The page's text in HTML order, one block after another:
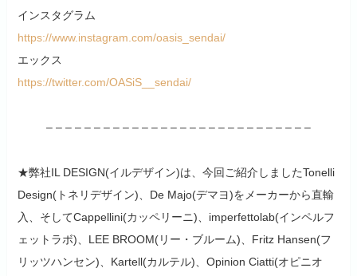
インスタグラム
https://www.instagram.com/oasis_sendai/
エックス
https://twitter.com/OASiS__sendai/
– – – – – – – – – – – – – – – – – – – – – – – – – – – –
★弊社IL DESIGN(イルデザイン)は、今回ご紹介しましたTonelli
Design(トネリデザイン)、De Majo(デマヨ)をメーカーから直輸
入、そしてCappellini(カッペリーニ)、imperfettolab(インペルフ
ェットラボ)、LEE BROOM(リー・ブルーム)、Fritz Hansen(フ
リッツハンセン)、Kartell(カルテル)、Opinion Ciatti(オピニオ